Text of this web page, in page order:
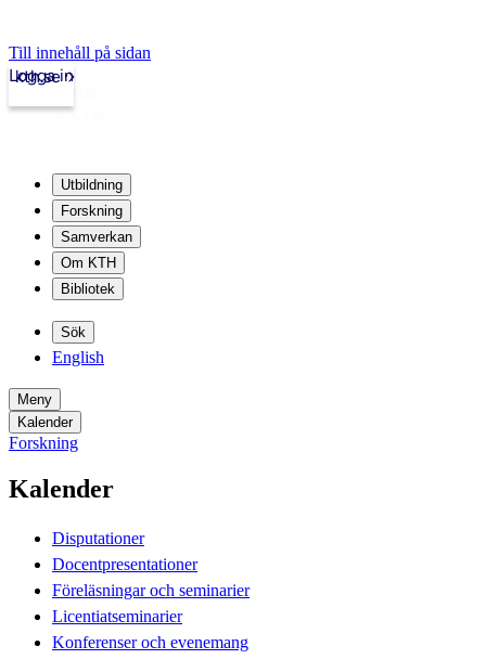
Till innehåll på sidan
kth.se
Logga in
Utbildning
Forskning
Samverkan
Om KTH
Bibliotek
Sök
English
Meny
Kalender
Forskning
Kalender
Disputationer
Docentpresentationer
Föreläsningar och seminarier
Licentiatseminarier
Konferenser och evenemang